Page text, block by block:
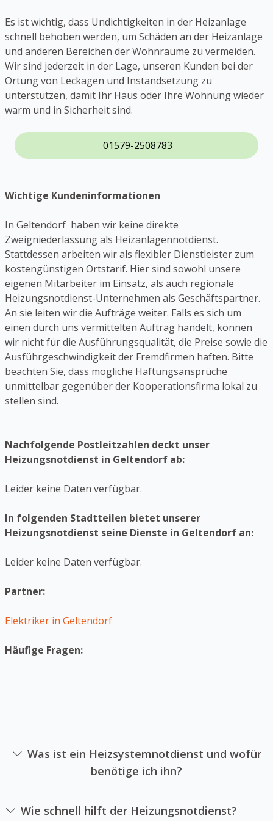
Es ist wichtig, dass Undichtigkeiten in der Heizanlage
schnell behoben werden, um Schäden an der Heizanlage
und anderen Bereichen der Wohnräume zu vermeiden.
Wir sind jederzeit in der Lage, unseren Kunden bei der
Ortung von Leckagen und Instandsetzung zu
unterstützen, damit Ihr Haus oder Ihre Wohnung wieder
warm und in Sicherheit sind.
01579-2508783
Wichtige Kundeninformationen
In Geltendorf haben wir keine direkte
Zweigniederlassung als Heizanlagennotdienst.
Stattdessen arbeiten wir als flexibler Dienstleister zum
kostengünstigen Ortstarif. Hier sind sowohl unsere
eigenen Mitarbeiter im Einsatz, als auch regionale
Heizungsnotdienst-Unternehmen als Geschäftspartner.
An sie leiten wir die Aufträge weiter. Falls es sich um
einen durch uns vermittelten Auftrag handelt, können
wir nicht für die Ausführungsqualität, die Preise sowie die
Ausführgeschwindigkeit der Fremdfirmen haften. Bitte
beachten Sie, dass mögliche Haftungsansprüche
unmittelbar gegenüber der Kooperationsfirma lokal zu
stellen sind.
Nachfolgende Postleitzahlen deckt unser
Heizungsnotdienst in Geltendorf ab:
Leider keine Daten verfügbar.
In folgenden Stadtteilen bietet unserer
Heizungsnotdienst seine Dienste in Geltendorf an:
Leider keine Daten verfügbar.
Partner:
Elektriker in Geltendorf
Häufige Fragen:
Was ist ein Heizsystemnotdienst und wofür
benötige ich ihn?
Reparatur von Heizungssystemen in Notlagen
Wie schnell hilft der Heizungsnotdienst?